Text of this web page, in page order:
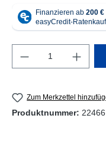
Produkt
Zum Merkzettel
Produktnummer: 22466